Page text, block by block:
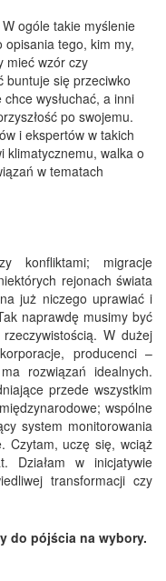
ogóle takie myślenie
tego, kim my,
mieć wzór czy
buntuje się przeciwko
wysłuchać, a inni
po swojemu.
i ekspertów w takich
klimatycznemu, walka o
w tematach
konfliktami; migracje
rejonach świata
już niczego uprawiać i
naprawdę musimy być
W dużej
producenci –
rozwiązań idealnych.
przede wszystkim
wspólne
system monitorowania
Czytam, uczę się, wciąż
Działam w inicjatywie
transformacji czy
do pójścia na wybory.